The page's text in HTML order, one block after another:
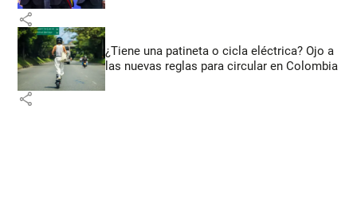
share
¿Tiene una patineta o cicla eléctrica? Ojo a
las nuevas reglas para circular en Colombia
share